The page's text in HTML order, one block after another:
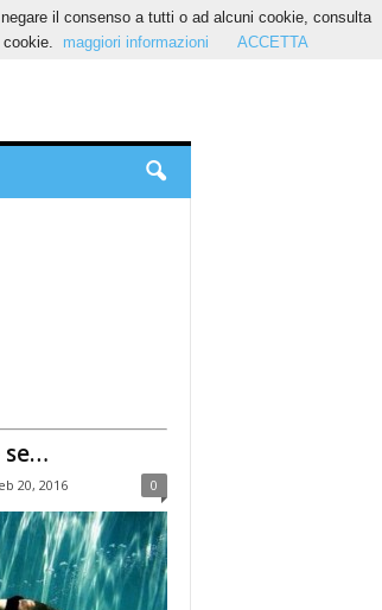
se…
20, 2016 0
il consenso a tutti o ad alcuni cookie, consulta
maggiori informazioni ACCETTA